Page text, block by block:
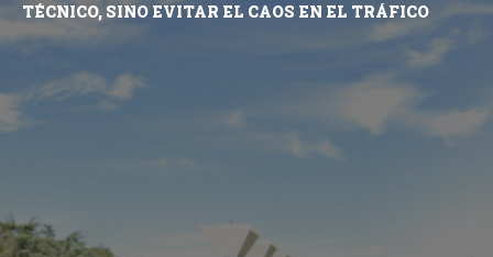
TÉCNICO, SINO EVITAR EL CAOS EN EL TRÁFICO